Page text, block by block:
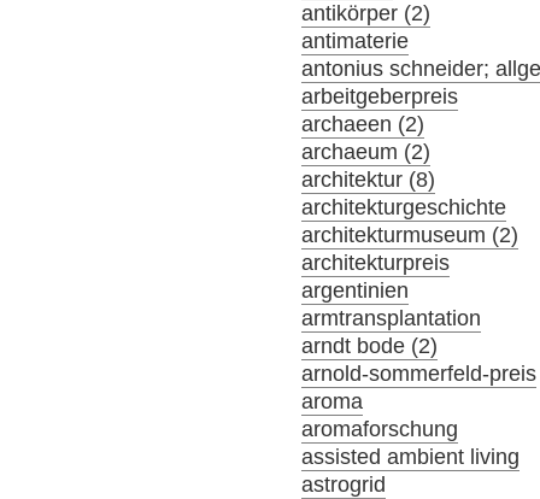
antikörper (2)
antimaterie
antonius schneider;
arbeitgeberpreis
archaeen (2)
archaeum (2)
architektur (8)
architekturgeschichte
architekturmuseum (2)
architekturpreis
argentinien
armtransplantation
arndt bode (2)
arnold-sommerfeld-preis
aroma
aromaforschung
assisted ambient living
astrogrid